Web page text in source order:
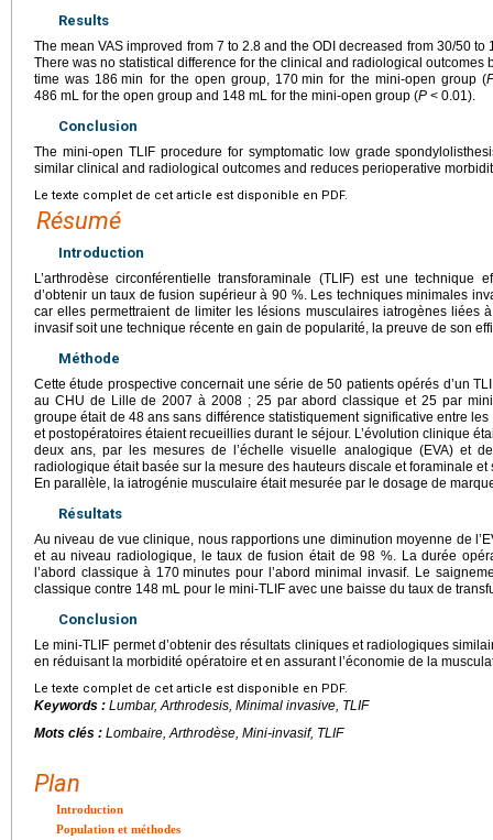
Results
The mean VAS improved from 7 to 2.8 and the ODI decreased from 30/50
There was no statistical difference for the clinical and radiological outcomes
time was 186 min for the open group, 170 min for the mini-open group (
486 mL for the open group and 148 mL for the mini-open group (P < 0.01).
Conclusion
The mini-open TLIF procedure for symptomatic low grade
similar clinical and radiological outcomes and reduces perioperative
Le texte complet de cet article est disponible en PDF.
Résumé
Introduction
L’arthrodèse circonférentielle transforaminale (TLIF) est une
d’obtenir un taux de fusion supérieur à 90 %. Les techniques minimales
car elles permettraient de limiter les lésions musculaires iatrogènes liées
invasif soit une technique récente en gain de popularité, la preuve de son
Méthode
Cette étude prospective concernait une série de 50 patients opérés d’un
au CHU de Lille de 2007 à 2008 ; 25 par abord classique et 25 par
groupe était de 48 ans sans différence statistiquement significative entre
et postopératoires étaient recueillies durant le séjour. L’évolution clinique
deux ans, par les mesures de l’échelle visuelle analogique (EVA) et de
radiologique était basée sur la mesure des hauteurs discale et foraminale et
En parallèle, la iatrogénie musculaire était mesurée par le dosage de
Résultats
Au niveau de vue clinique, nous rapportions une diminution moyenne de
et au niveau radiologique, le taux de fusion était de 98 %. La durée
l’abord classique à 170 minutes pour l’abord minimal invasif. Le
classique contre 148 mL pour le mini-TLIF avec une baisse du taux de
Conclusion
Le mini-TLIF permet d’obtenir des résultats cliniques et radiologiques
en réduisant la morbidité opératoire et en assurant l’économie de la
Le texte complet de cet article est disponible en PDF.
Keywords : Lumbar, Arthrodesis, Minimal invasive, TLIF
Mots clés : Lombaire, Arthrodèse, Mini-invasif, TLIF
Plan
Introduction
Population et méthodes